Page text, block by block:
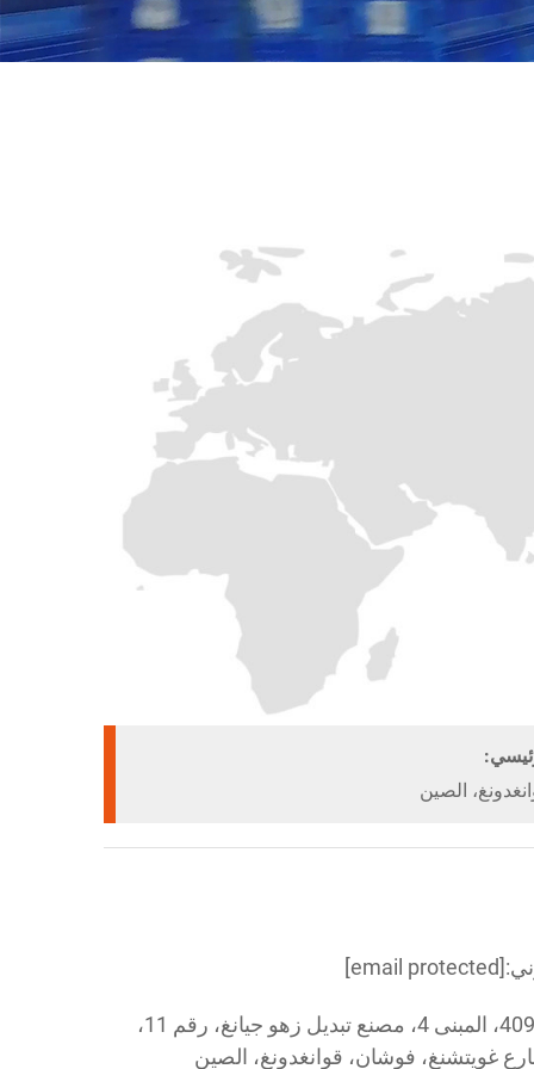
الصين
[email protected]
Add: الغرفة 409، المبنى 4، مصنع تبديل زهو جيانغ، رقم 11،
غويتشنغ، فوشان، قوانغدونغ، الصين